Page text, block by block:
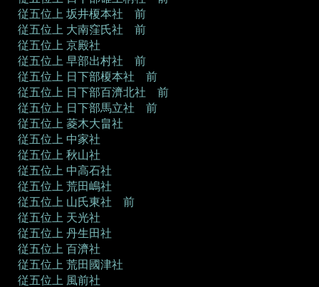
従五位上 坂井榎本社 前
従五位上 大南窪氏社 前
従五位上 京殿社
従五位上 早部出村社 前
従五位上 日下部榎本社 前
従五位上 日下部百濟北社 前
従五位上 日下部馬立社 前
従五位上 菱木大畠社
従五位上 中家社
従五位上 秋山社
従五位上 中高石社
従五位上 荒田嶋社
従五位上 山氏東社 前
従五位上 天光社
従五位上 丹生田社
従五位上 百濟社
従五位上 荒田國津社
従五位上 風前社